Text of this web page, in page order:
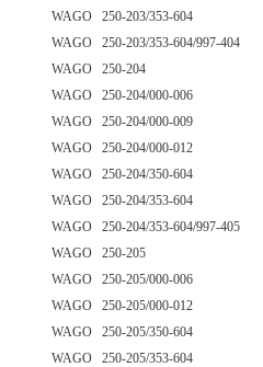
WAGO 250-203/353-604
WAGO 250-203/353-604/997-404
WAGO 250-204
WAGO 250-204/000-006
WAGO 250-204/000-009
WAGO 250-204/000-012
WAGO 250-204/350-604
WAGO 250-204/353-604
WAGO 250-204/353-604/997-405
WAGO 250-205
WAGO 250-205/000-006
WAGO 250-205/000-012
WAGO 250-205/350-604
WAGO 250-205/353-604